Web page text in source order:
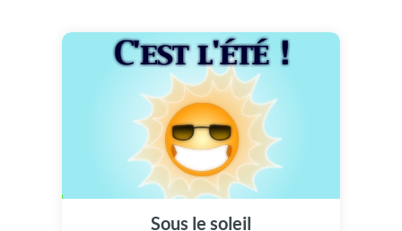
Sous le soleil